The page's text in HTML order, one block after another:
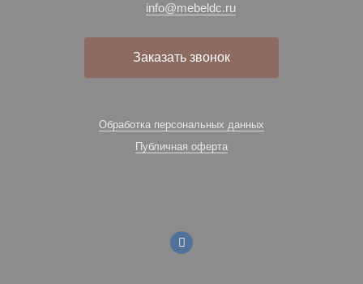
info@mebeldc.ru
Заказать звонок
Обработка персональных данных
Публичная оферта